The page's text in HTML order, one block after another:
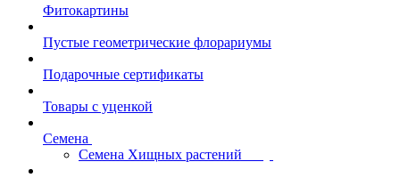
Фитокартины
Пустые геометрические флорариумы
Подарочные сертификаты
Товары с уценкой
Семена
Семена Хищных растений